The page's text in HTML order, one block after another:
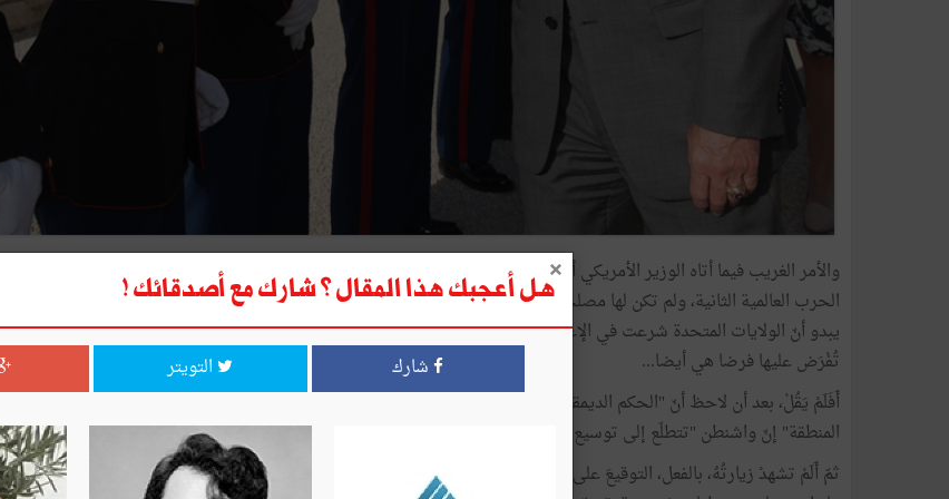
والأمر الغريب فيما أتاه الوزير الأمريكي أنّه أطلق هذا الإعلان ضدّ دولتين صديقتين لتونس، تونس التي لم تكن طرفا في
الحرب العالمية الثانية، ولم تكن لها مصلحة فيها ولكنّها فُرِضت عليها فرضا، وما من شكّ أنّها لن تكون طرفا في الحرب التي
يبدو أنّ الولايات المتحدة شرعت في الإعداد والاستعداد لها داخليا وخارجيا، ولن تكون لها مصلحة فيها ولكنّها مع ذلك قد
تُفْرَض عليها فرضا هي أيضا...
أَفَلَمْ يَقُلْ، بعد أن لاحظ أنّ "الحكم الديمقراطي وسيادة الدولة في تونس مكّنا من إنجاز الكثير من عمل الولايات المتحدة في
المنطقة" إنّ واشنطن "تتطلّع إلى توسيع العلاقة مع تونس"؟
ثمّ أَلَمْ تشهدْ زيارتُهُ، بالفعل، التوقيعَ على اتفاقية في هذا الاتّجاه، وهي وإن لَمْ يُكْشَفْ عن مضمونها، فإنّها، على ما يبدو، وحسب
هل أعجبك هذا المقال ؟ شارك مع أصدقائك !
شارك التويتر